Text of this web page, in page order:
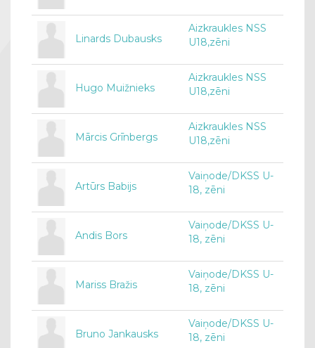
Linards Dubausks
Aizkraukles NSS
U18,zēni
Hugo Muižnieks
Aizkraukles NSS
U18,zēni
Mārcis Grīnbergs
Aizkraukles NSS
U18,zēni
Artūrs Babijs
Vaiņode/DKSS U-
18, zēni
Andis Bors
Vaiņode/DKSS U-
18, zēni
Mariss Bražis
Vaiņode/DKSS U-
18, zēni
Bruno Jankausks
Vaiņode/DKSS U-
18, zēni